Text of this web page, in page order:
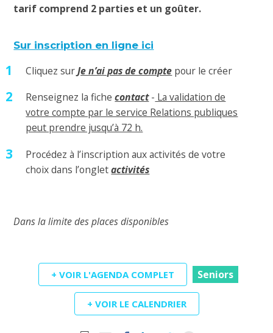
tarif comprend 2 parties et un goûter.
Sur inscription en ligne ici
Cliquez surJe n’ai pas de compte pour le créer
Renseignez la fichecontact- La validation de
votre compte par le service Relations publiques
peut prendre jusqu’à 72 h.
Procédez à l’inscription aux activités de votre
choix dans l’ongletactivités
Dans la limite des places disponibles
+ VOIR L'AGENDA COMPLET Seniors
+ VOIR LE CALENDRIER